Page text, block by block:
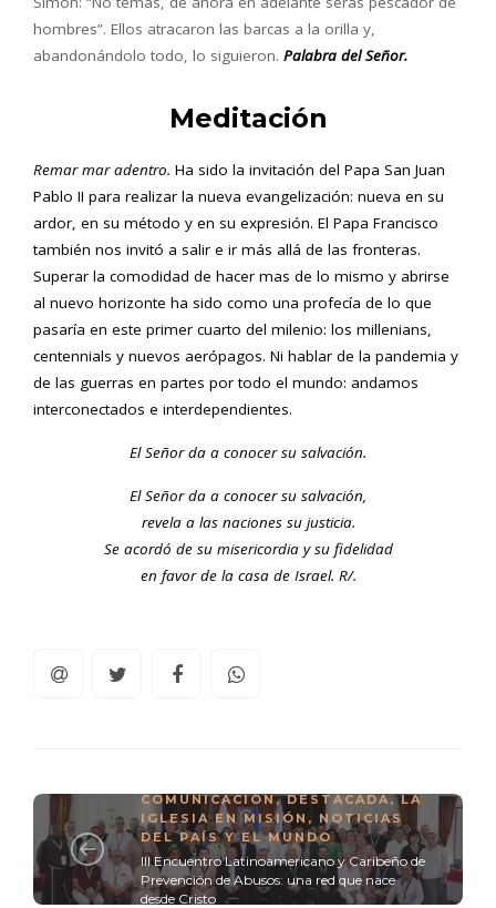
hombres”. Ellos atracaron las barcas a la orilla y,
abandonándolo todo, lo siguieron. Palabra del Señor.
Meditación
Remar mar adentro. Ha sido la invitación del Papa San Juan
Pablo II para realizar la nueva evangelización: nueva en su
ardor, en su método y en su expresión. El Papa Francisco
también nos invitó a salir e ir más allá de las fronteras.
Superar la comodidad de hacer mas de lo mismo y abrirse
al nuevo horizonte ha sido como una profecía de lo que
pasaría en este primer cuarto del milenio: los millenians,
centennials y nuevos aerópagos. Ni hablar de la pandemia y
de las guerras en partes por todo el mundo: andamos
interconectados e interdependientes.
El Señor da a conocer su salvación.
El Señor da a conocer su salvación,
revela a las naciones su justicia.
Se acordó de su misericordia y su fidelidad
en favor de la casa de Israel. R/.
COMUNICACIÓN,DESTACADA,LA
IGLESIA EN MISIÓN , NOTICIAS
DEL PAÍS Y EL MUNDO
III Encuentro Latinoamericano y Caribeño de
Prevención de Abusos: una red que nace
desde Cristo